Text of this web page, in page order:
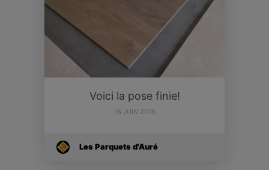
Voici la pose finie!
16 JUIN 2016
Les Parquets d'Auré